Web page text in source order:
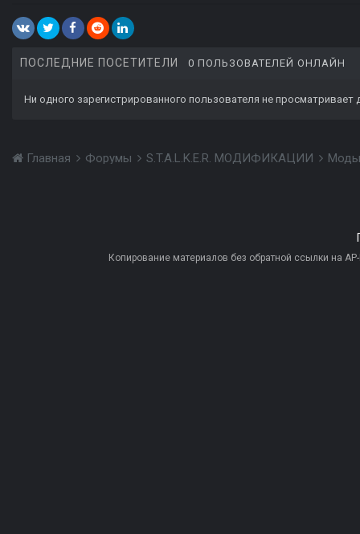
ПОСЛЕДНИЕ ПОСЕТИТЕЛИ 0 ПОЛЬЗОВАТЕЛЕЙ ОНЛАЙН
Ни одного зарегистрированного пользователя не просматривает
Главная Форумы S.T.A.L.K.E.R. МОДИФИКАЦИИ
Копирование материалов без обратной ссылки на